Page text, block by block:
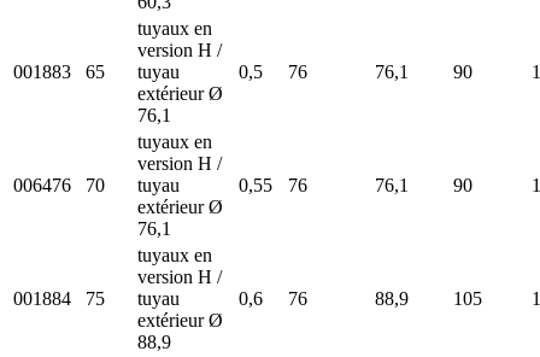
001883 65
tuyaux en
version H /
tuyau
extérieur Ø
76,1
0,5 76 76,1 90
006476 70
tuyaux en
version H /
tuyau
extérieur Ø
76,1
0,55 76 76,1 90
001884 75
tuyaux en
version H /
tuyau
extérieur Ø
88,9
0,6 76 88,9 105